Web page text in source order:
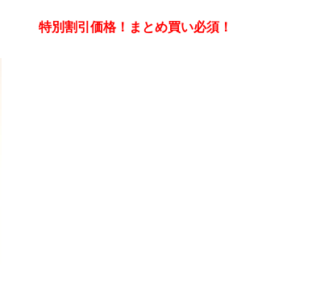
特別割引価格！まとめ買い必須 ！